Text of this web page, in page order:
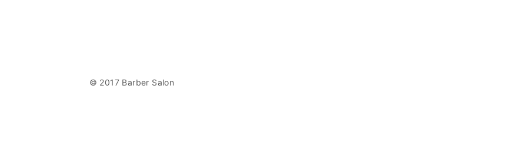
© 2017 Barber Salon